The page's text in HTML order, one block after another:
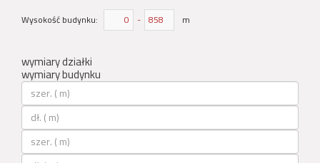
Wysokość budynku: - m
wymiary działki
wymiary budynku